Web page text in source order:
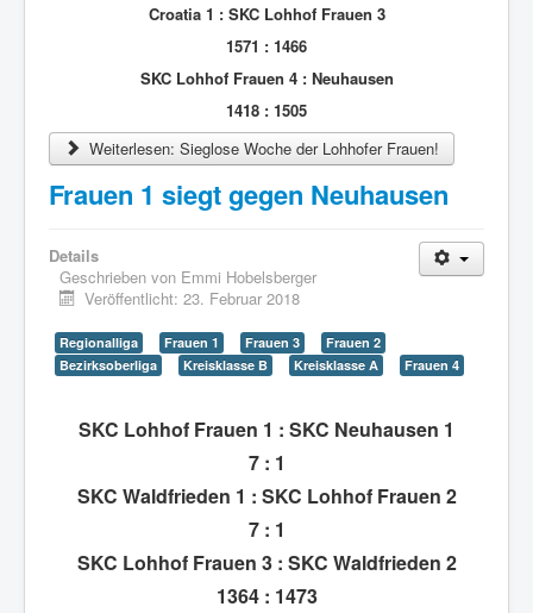
Croatia 1 : SKC Lohhof Frauen 3
1571 : 1466
SKC Lohhof Frauen 4 : Neuhausen
1418 : 1505
Weiterlesen: Sieglose Woche der Lohhofer Frauen!
Frauen 1 siegt gegen Neuhausen
Details
Geschrieben von Emmi Hobelsberger
Veröffentlicht: 23. Februar 2018
Regionalliga Frauen 1 Frauen 3
Frauen 2
Bezirksoberliga
Kreisklasse B Kreisklasse A Frauen 4
SKC Lohhof Frauen 1 : SKC Neuhausen 1
7 : 1
SKC Waldfrieden 1 : SKC Lohhof Frauen 2
7 : 1
SKC Lohhof Frauen 3 : SKC Waldfrieden 2
1364 : 1473